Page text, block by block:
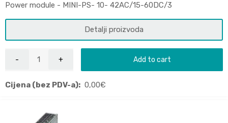
Power module - MINI-PS- 10- 42AC/15-60DC/3
Detalji proizvoda
Add to cart
Cijena (bez PDV-a): 0,00€